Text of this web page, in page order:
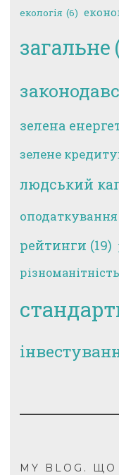
екологія (6)
загальне
зелена
зелене
людський
оподаткування
рейтинги (19)
різноманітність
MY BLOG.